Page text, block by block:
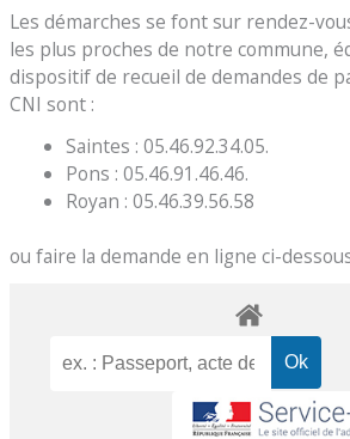
Les démarches se font sur rendez-
les plus proches de notre commune,
dispositif de recueil de demandes de
CNI sont :
Saintes : 05.46.92.34.05.
Pons : 05.46.91.46.46.
Royan : 05.46.39.56.58
ou faire la demande en ligne ci-